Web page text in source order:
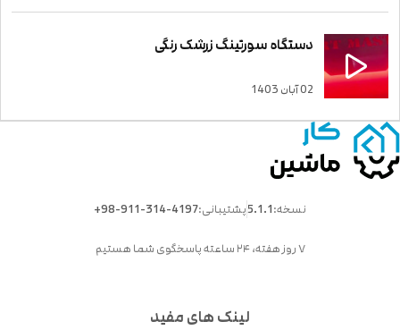
دستگاه سورتینگ زرشک رنگی
02 آبان 1403
نسخه:5.1.1پشتیبانی:+98-911-314-4197
۷ روز هفته، ۲۴ ساعته پاسخگوی شما هستیم
لینک های مفید